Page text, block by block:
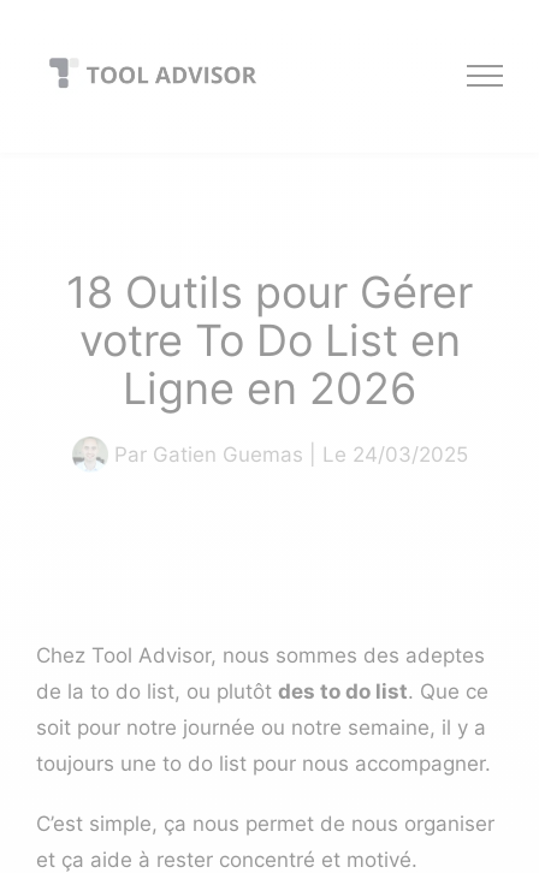
content
18 Outils pour Gérer
votre To Do List en
Ligne en 2026
Par Gatien Guemas | Le 24/03/2025
Chez Tool Advisor, nous sommes des adeptes
de la to do list, ou plutôt des to do list. Que ce
soit pour notre journée ou notre semaine, il y a
toujours une to do list pour nous accompagner.
C’est simple, ça nous permet de nous organiser
et ça aide à rester concentré et motivé.